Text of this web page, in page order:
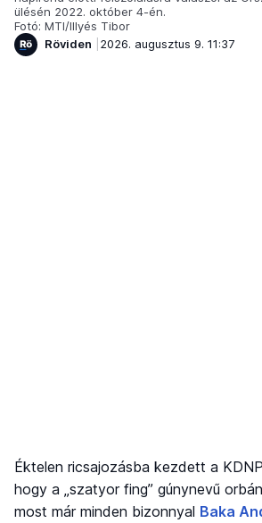
ülésén 2022. október 4-én.
Fotó: MTI/Illyés Tibor
Röviden
2026. augusztus 9. 11:37
Éktelen ricsajozásba kezdett a
hogy a „szatyor fing” gúnynevű
most már minden bizonnyal Baka